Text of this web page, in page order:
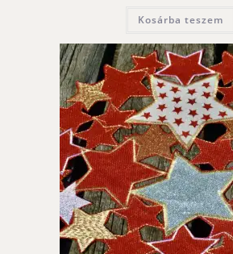
Kosárba teszem